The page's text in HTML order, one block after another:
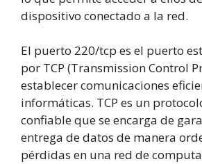
dispositivo conectado a la red.
El puerto 220/tcp es el puerto
por TCP (Transmission Control
establecer comunicaciones
informáticas. TCP es un
confiable que se encarga de
entrega de datos de manera
pérdidas en una red de